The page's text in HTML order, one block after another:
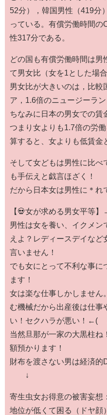
52分），韓国男性（419分
っている。有償労働時間の
性317分である。
どの国も有償労働時間は男
て男女比（女を1とした場
男女比が大きいのは，比較
ア，1.6倍のニュージーラン
ちなみに日本の男女での賃
つまり女よりも1.7倍の労
算すると、女よりも低賃金
そして女どもは男性に比べ
も手伝えと戯言ほざく！
だから日本女は男性に＊れ
【💀女が求める男女平等
男性は女を養い、イクメ
えよ？レディースデイな
言いません！
でも女にとって不利な事に
ます！
女は楽な仕事しかしません
む機械だから出産後は仕事
い！セクハラが悪い！←(
当然旦那が一家の大黒柱ね
額預かります！
財布を渡さない男は経済的
↓
寄生虫女お得意の被害妄想
地位が低くて困る（ドヤ顔